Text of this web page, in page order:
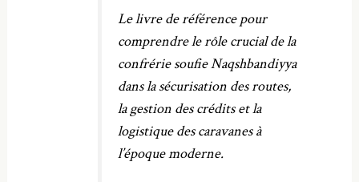
Le livre de référence pour
comprendre le rôle crucial de la
confrérie soufie Naqshbandiyya
dans la sécurisation des routes,
la gestion des crédits et la
logistique des caravanes à
l’époque moderne.